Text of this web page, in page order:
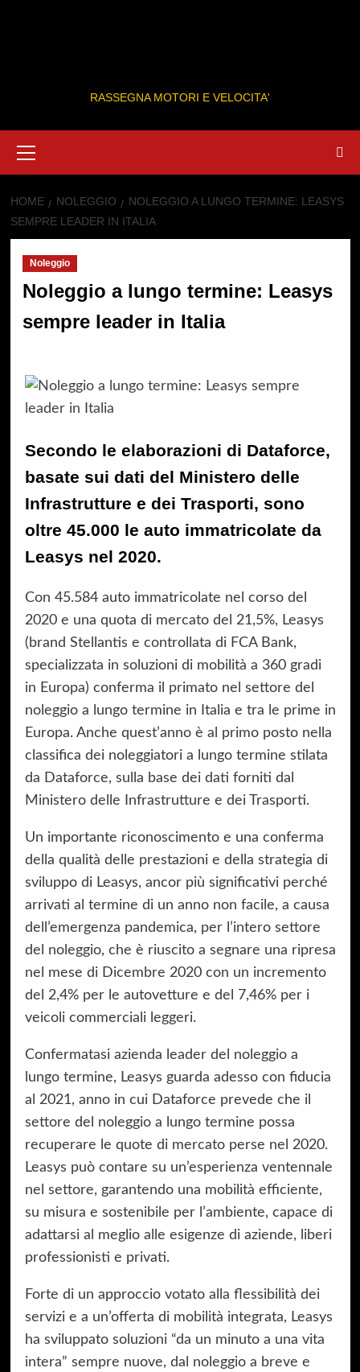
RASSEGNA MOTORI E VELOCITA'
Menu
HOME NOLEGGIO
NOLEGGIO A LUNGO TERMINE: LEASYS
SEMPRE LEADER IN ITALIA
Noleggio
Noleggio a lungo termine: Leasys
sempre leader in Italia
Secondo le elaborazioni di Dataforce,
basate sui dati del Ministero delle
Infrastrutture e dei Trasporti, sono
oltre 45.000 le auto immatricolate da
Leasys nel 2020.
Con 45.584 auto immatricolate nel corso del
2020 e una quota di mercato del 21,5%, Leasys
(brand Stellantis e controllata di FCA Bank,
specializzata in soluzioni di mobilità a 360 gradi
in Europa) conferma il primato nel settore del
noleggio a lungo termine in Italia e tra le prime in
Europa. Anche quest’anno è al primo posto nella
classifica dei noleggiatori a lungo termine stilata
da Dataforce, sulla base dei dati forniti dal
Ministero delle Infrastrutture e dei Trasporti.
Un importante riconoscimento e una conferma
della qualità delle prestazioni e della strategia di
sviluppo di Leasys, ancor più significativi perché
arrivati al termine di un anno non facile, a causa
dell’emergenza pandemica, per l’intero settore
del noleggio, che è riuscito a segnare una ripresa
nel mese di Dicembre 2020 con un incremento
del 2,4% per le autovetture e del 7,46% per i
veicoli commerciali leggeri.
Confermatasi azienda leader del noleggio a
lungo termine, Leasys guarda adesso con fiducia
al 2021, anno in cui Dataforce prevede che il
settore del noleggio a lungo termine possa
recuperare le quote di mercato perse nel 2020.
Leasys può contare su un’esperienza ventennale
nel settore, garantendo una mobilità efficiente,
su misura e sostenibile per l’ambiente, capace di
adattarsi al meglio alle esigenze di aziende, liberi
professionisti e privati.
Forte di un approccio votato alla flessibilità dei
servizi e a un’offerta di mobilità integrata, Leasys
ha sviluppato soluzioni “da un minuto a una vita
intera” sempre nuove, dal noleggio a breve e